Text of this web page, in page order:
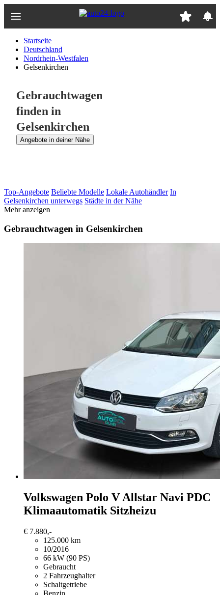
Hauptinhalt
Startseite
Deutschland
Nordrhein-Westfalen
Gelsenkirchen
Gebrauchtwagen
finden in
Gelsenkirchen
Angebote in deiner Nähe
Top-Angebote Beliebte Modelle Lokale Autohändler In
Gelsenkirchen unterwegs Städte in der Nähe
Mehr anzeigen
Gebrauchtwagen in Gelsenkirchen
Volkswagen Polo V Allstar Navi PDC
Klimaautomatik Sitzheizu
€ 7.880,-
125.000 km
10/2016
66 kW (90 PS)
Gebraucht
2 Fahrzeughalter
Schaltgetriebe